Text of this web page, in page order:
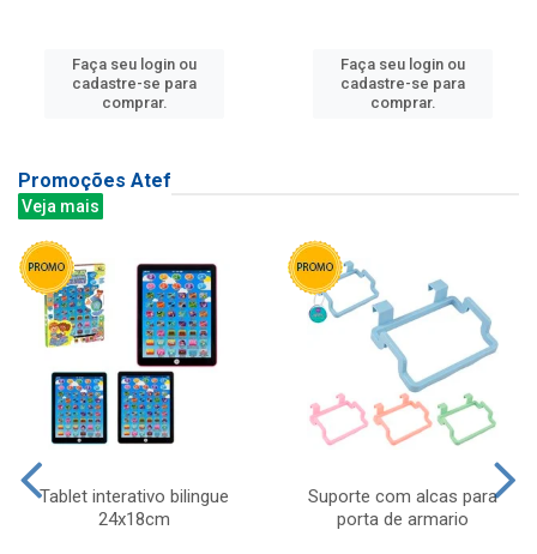
Faça seu login ou
cadastre-se para
comprar.
Faça seu login ou
cadastre-se para
comprar.
Promoções Atef
Veja mais
Tablet interativo bilingue
24x18cm
Suporte com alcas para
porta de armario